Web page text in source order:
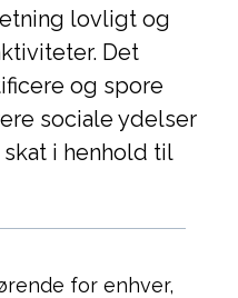
lovligt og
Det
og spore
sociale ydelser
i henhold til
for enhver,